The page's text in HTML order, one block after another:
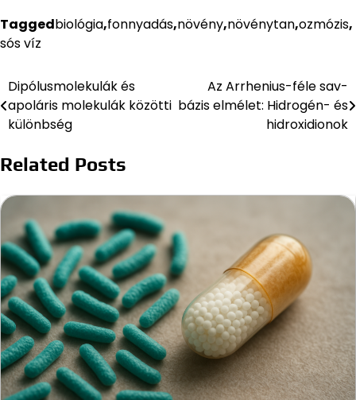
Taggedbiológia,fonnyadás,növény,növénytan,ozmózis,
sós víz
Bejegyzés
navigáció
Dipólusmolekulák és
apoláris molekulák közötti
különbség
Az Arrhenius-féle sav-
bázis elmélet: Hidrogén- és
hidroxidionok
Related Posts